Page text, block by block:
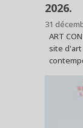
2026.
31
ART
site